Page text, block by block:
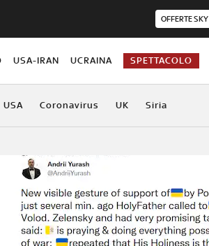
OFFERTE SKY
USA-IRAN UCRAINA SPETTACOLO
USA Coronavirus UK Siria